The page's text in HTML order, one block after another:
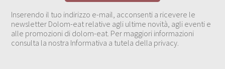
Inserendo il tuo indirizzo e-mail, acconsenti a ricevere le
newsletter Dolom-eat relative agli ultime novità, agli eventi e
alle promozioni di dolom-eat. Per maggiori informazioni
consulta la nostra Informativa a tutela della privacy.